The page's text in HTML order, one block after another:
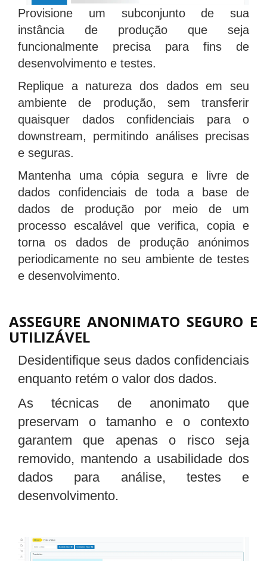
Provisione um subconjunto de sua
instância de produção que seja
funcionalmente precisa para fins de
desenvolvimento e testes.
Replique a natureza dos dados em seu
ambiente de produção, sem transferir
quaisquer dados confidenciais para o
downstream, permitindo análises precisas
e seguras.
Mantenha uma cópia segura e livre de
dados confidenciais de toda a base de
dados de produção por meio de um
processo escalável que verifica, copia e
torna os dados de produção anónimos
periodicamente no seu ambiente de testes
e desenvolvimento.
ASSEGURE ANONIMATO SEGURO E
UTILIZÁVEL
Desidentifique seus dados confidenciais
enquanto retém o valor dos dados.
As técnicas de anonimato que
preservam o tamanho e o contexto
garantem que apenas o risco seja
removido, mantendo a usabilidade dos
dados para análise, testes e
desenvolvimento.